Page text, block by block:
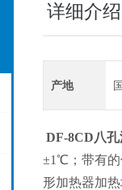
详细介绍
产地
DF-8CD八孔
±1℃；带有的
形加热器加